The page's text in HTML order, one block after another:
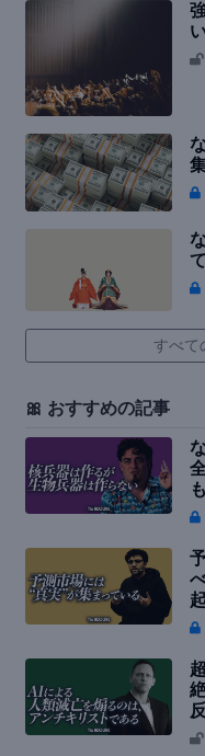
すべて
🎀 おすすめの記事